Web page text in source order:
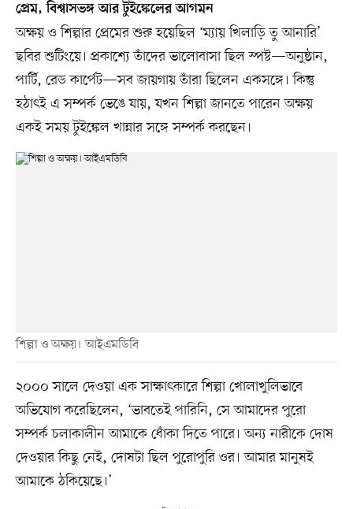
প্রেম, বিশ্বাসভঙ্গ আর টুইঙ্কেলের আগমন
অক্ষয় ও শিল্পার প্রেমের শুরু হয়েছিল ‘ম্যায় খিলাড়ি তু আনারি’
ছবির শুটিংয়ে। প্রকাশ্যে তাঁদের ভালোবাসা ছিল স্পষ্ট—অনুষ্ঠান,
পার্টি, রেড কার্পেট—সব জায়গায় তাঁরা ছিলেন একসঙ্গে। কিন্তু
হঠাৎই এ সম্পর্ক ভেঙে যায়, যখন শিল্পা জানতে পারেন অক্ষয়
একই সময় টুইঙ্কেল খান্নার সঙ্গে সম্পর্ক করছেন।
শিল্পা ও অক্ষয়। আইএমডিবি
২০০০ সালে দেওয়া এক সাক্ষাৎকারে শিল্পা খোলাখুলিভাবে
অভিযোগ করেছিলেন, ‘ভাবতেই পারিনি, সে আমাদের পুরো
সম্পর্ক চলাকালীন আমাকে ধোঁকা দিতে পারে। অন্য নারীকে দোষ
দেওয়ার কিছু নেই, দোষটা ছিল পুরোপুরি ওর। আমার মানুষই
আমাকে ঠকিয়েছে।’